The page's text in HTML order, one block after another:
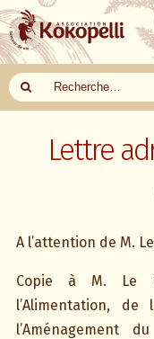
Lettre
A l’attention de M.
Copie à M. Le
l’Alimentation,
l’Aménagement